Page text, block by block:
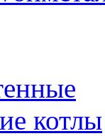
котлы